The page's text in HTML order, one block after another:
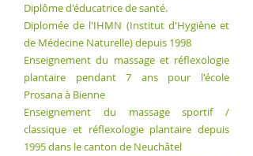
Diplôme d'éducatrice de santé.
Diplomée de l'IHMN (Institut d'Hygiène et
de Médecine Naturelle) depuis 1998
Enseignement du massage et réflexologie
plantaire pendant 7 ans pour l'école
Prosana à Bienne
Enseignement du massage sportif /
classique et réflexologie plantaire depuis
1995 dans le canton de Neuchâtel